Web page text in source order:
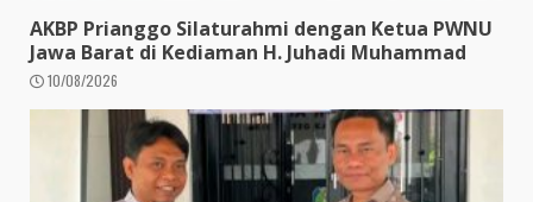
AKBP Prianggo Silaturahmi dengan Ketua PWNU
Jawa Barat di Kediaman H. Juhadi Muhammad
10/08/2026